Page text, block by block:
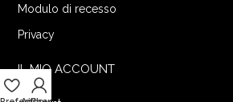
Modulo di recesso
Privacy
IL MIO ACCOUNT